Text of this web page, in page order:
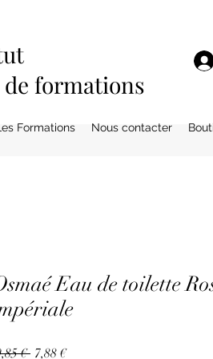
formations
Formations Nous contacter
Eau de toilette
€ Prix
7,88 €Prix